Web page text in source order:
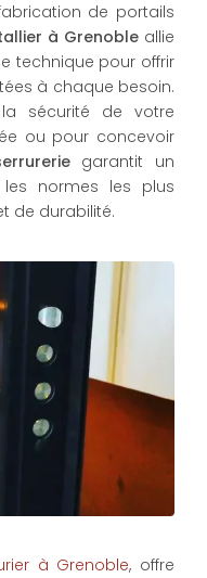
de portails
à Grenobleallie
technique pour offrir
à chaque besoin.
sécurité de votre
ou pour concevoir
garantit un
normes les plus
de durabilité.
à Grenoble, offre